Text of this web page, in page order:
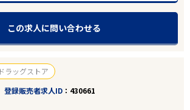
この求人に問い合わせる
ドラッグストア
登録販売者求人ID 430661